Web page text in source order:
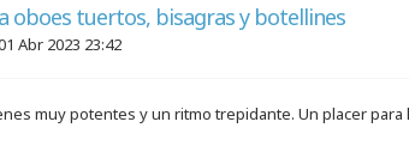
oboes tuertos, bisagras y botellines
Abr 2023 23:42
muy potentes y un ritmo trepidante. Un placer